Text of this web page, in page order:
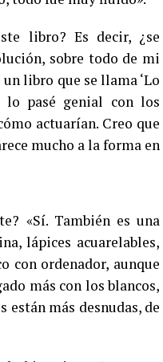
libro? Es decir, ¿se
sobre todo de mi
libro que se llama ‘Lo
lo pasé genial con los
actuarían. Creo que
mucho a la forma en
«Sí. También es una
lápices acuarelables,
con ordenador, aunque
más con los blancos,
más desnudas, de